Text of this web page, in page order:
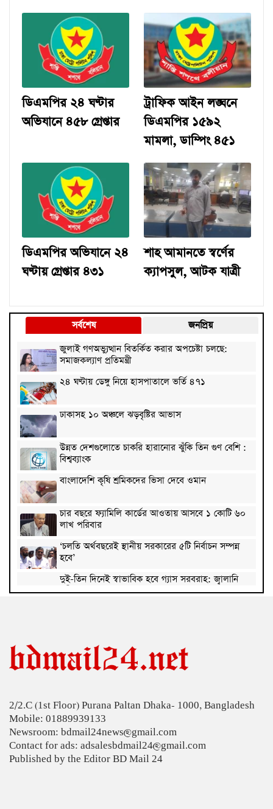
ডিএমপির ২৪ ঘণ্টার
অভিযানে ৪৫৮ গ্রেপ্তার
ট্রাফিক আইন লঙ্ঘনে
ডিএমপির ১৫৯২
মামলা, ডাম্পিং ৪৫১
ডিএমপির অভিযানে ২৪
ঘণ্টায় গ্রেপ্তার ৪৩১
শাহ আমানতে স্বর্ণের
ক্যাপসুল, আটক যাত্রী
সর্বশেষ
জনপ্রিয়
জুলাই গণঅভ্যুত্থান বিতর্কিত করার অপচেষ্টা চলছে:
সমাজকল্যাণ প্রতিমন্ত্রী
২৪ ঘণ্টায় ডেঙ্গু নিয়ে হাসপাতালে ভর্তি ৪৭১
ঢাকাসহ ১০ অঞ্চলে ঝড়বৃষ্টির আভাস
উন্নত দেশগুলোতে চাকরি হারানোর ঝুঁকি তিন গুণ বেশি :
বিশ্বব্যাংক
বাংলাদেশি কৃষি শ্রমিকদের ভিসা দেবে ওমান
চার বছরে ফ্যামিলি কার্ডের আওতায় আসবে ১ কোটি ৬০
লাখ পরিবার
‘চলতি অর্থবছরেই স্থানীয় সরকারের ৫টি নির্বাচন সম্পন্ন
হবে’
দুই-তিন দিনেই স্বাভাবিক হবে গ্যাস সরবরাহ: জ্বালানি
মন্ত্রী
স্বর্ণ খাতকে বৈধ-জবাবদিহিমূলক শিল্পে রূপান্তরের
উদ্যোগ
শিকল ভেঙেছি গণতন্ত্র প্রতিষ্ঠায়: তথ্যমন্ত্রী
২০ আগস্ট রাষ্ট্রপতি নির্বাচন
2/2.C (1st Floor) Purana Paltan Dhaka- 1000, Bangladesh
Mobile: 01889939133
Newsroom: bdmail24news@gmail.com
Contact for ads: adsalesbdmail24@gmail.com
Published by the Editor BD Mail 24